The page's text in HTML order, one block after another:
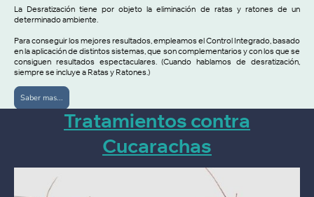
La Desratización tiene por objeto la eliminación de ratas y ratones de un
determinado ambiente.
Para conseguir los mejores resultados, empleamos el Control Integrado, basado
en la aplicación de distintos sistemas, que son complementarios y con los que se
consiguen resultados espectaculares. (Cuando hablamos de desratización,
siempre se incluye a Ratas y Ratones.)
Saber mas...
Tratamientos contra
Cucarachas